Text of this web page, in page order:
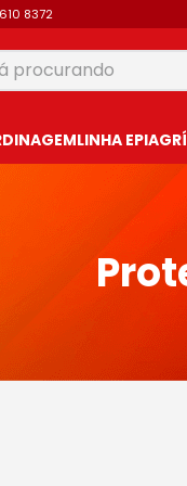
8372
LINHA EPI